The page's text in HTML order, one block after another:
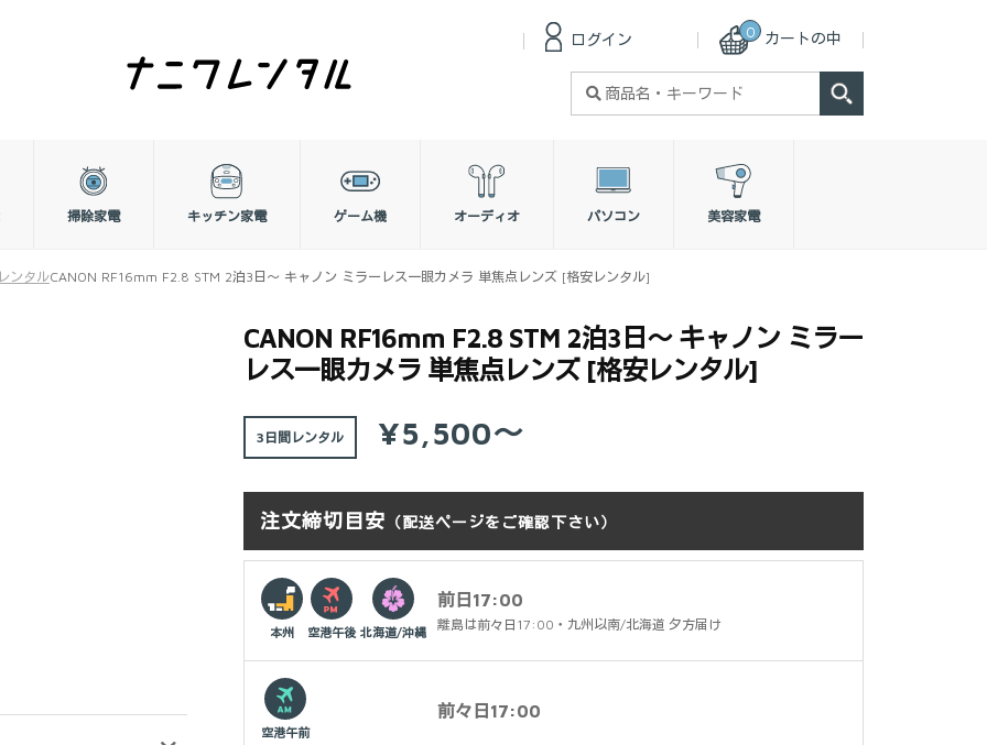
カートの中
0
ログイン
掃除家電 キッチン家電 ゲーム機 オーディオ パソコン 美容家電
ンタルCANON RF16mm F2.8 STM 2泊3日～ キャノン ミラーレス一眼カメラ 単焦点レンズ [格安レンタル]
CANON RF16mm F2.8 STM 2泊3日～ キャノン ミラー
レス一眼カメラ 単焦点レンズ [格安レンタル]
3日間 ¥5,500～
注文締切目安 （配送ページをご確認下さい）
本州 空港午後 北海道/沖縄
前日17:00
離島は前々日17:00・九州以南/北海道 夕方届け
空港午前
前々日17:00